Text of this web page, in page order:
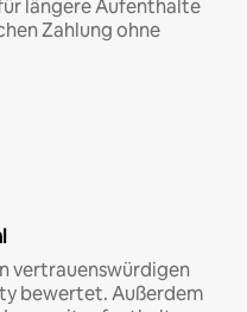
längere Aufenthalte
Zahlung ohne
vertrauenswürdigen
bewertet. Außerdem